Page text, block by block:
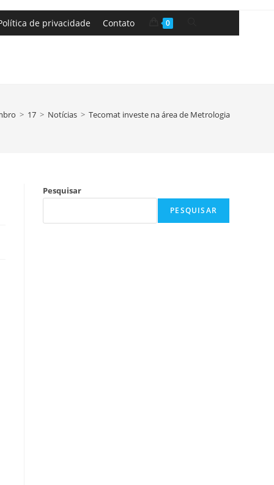
de privacidade Contato 0
> 17 > Notícias > Tecomat investe na área de Metrologia
Pesquisar
PESQUISAR